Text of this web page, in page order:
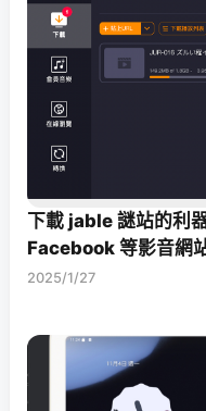
下載 jable 謎站的利
Facebook 等影音網
2025/1/27